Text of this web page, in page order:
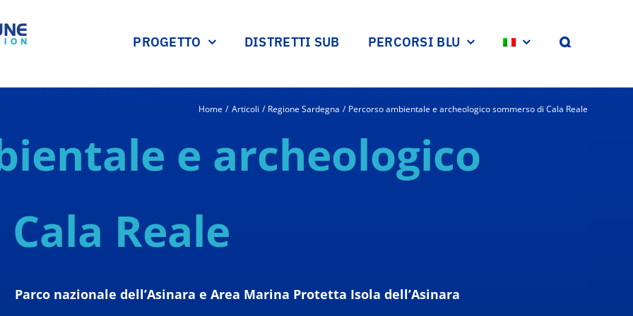
PROGETTO DISTRETTI SUB PERCORSI BLU
Home Articoli Regione Sardegna Percorso ambientale e archeologico sommerso di Cala Reale
e archeologico
Reale
Parco nazionale dell’Asinara e Area Marina Protetta Isola dell’Asinara